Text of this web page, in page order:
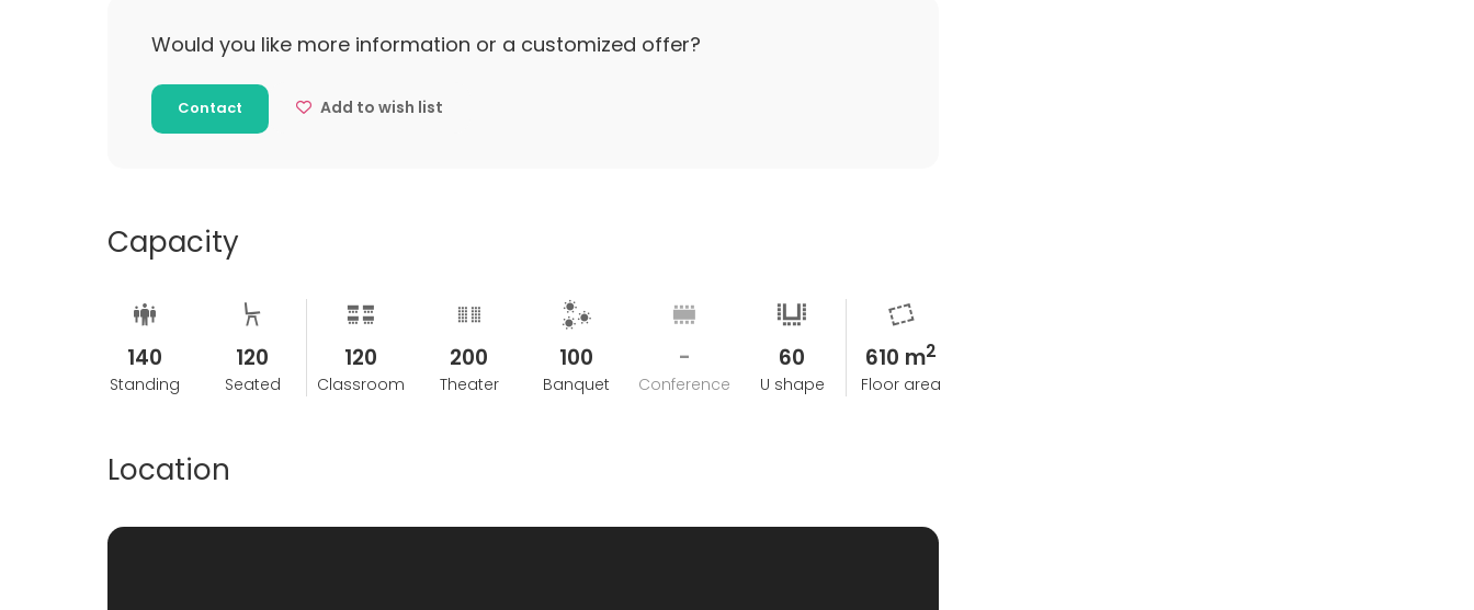
Would you like more information or a customized offer?
Contact Add to wish list
Capacity
140
Standing
120
Seated
120
Classroom
200
Theater
100
Banquet
-
Conference
60
U shape
610 m2
Floor area
Location